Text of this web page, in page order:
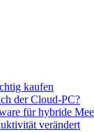
kaufen
der Cloud-PC?
für hybride
verändert